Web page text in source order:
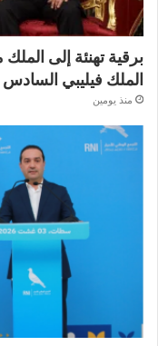
برقية تهنئة إلى
الملك فيليبي
منذ يومين